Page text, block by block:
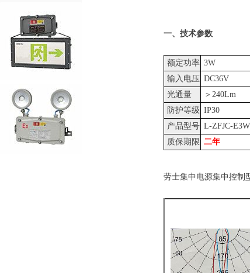
劳士集中
一、技术参数
额定功率 3W
输入电压 DC36V
光通量
＞240Lm
防护等级 IP30
产品型号 L-ZFJC-
质保期限 二年
劳士集中电源集中控制